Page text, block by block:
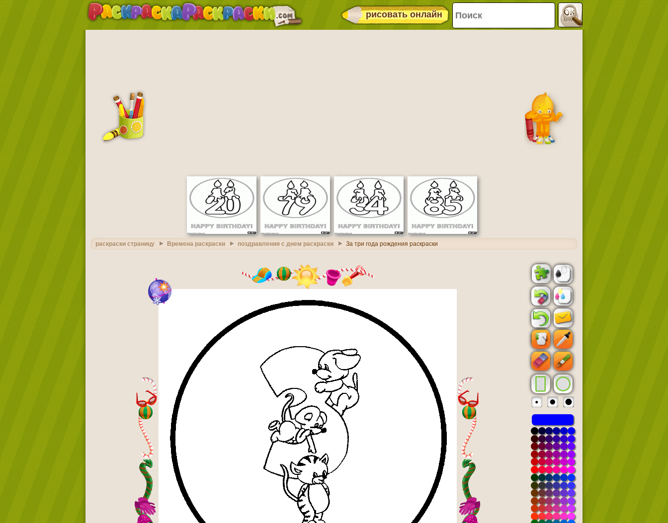
рисовать онлайн
раскраски страницу Времена раскраски поздравления с днем раскраски За три года рождения раскраски